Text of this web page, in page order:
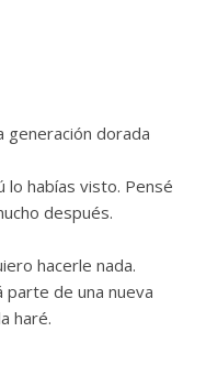
generación dorada
lo habías visto. Pensé
después.
hacerle nada.
parte de una nueva
haré.